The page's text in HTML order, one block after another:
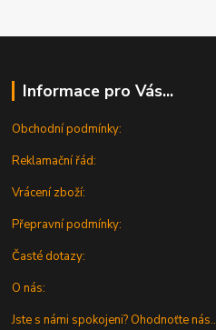
Informace pro Vás...
Obchodní podmínky:
Reklamační řád:
Vrácení zboží:
Přepravní podmínky:
Časté dotazy:
O nás:
Jste s námi spokojeni? Ohodnoťte